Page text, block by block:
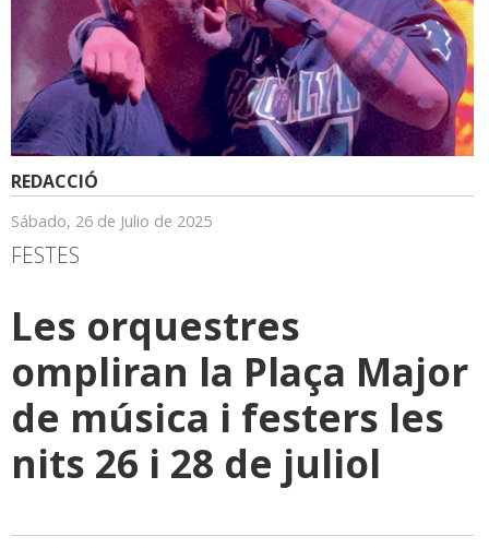
REDACCIÓ
Sábado, 26 de Julio de 2025
FESTES
Les orquestres
ompliran la Plaça Major
de música i festers les
nits 26 i 28 de juliol